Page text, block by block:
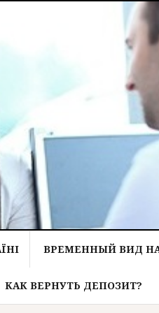
ВРЕМЕННЫЙ ВИД
КАК ВЕРНУТЬ ДЕПОЗИТ?